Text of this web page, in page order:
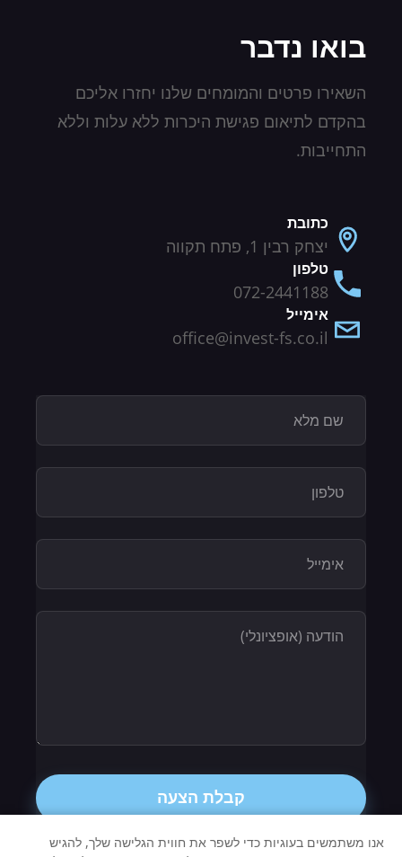
בואו נדבר
השאירו פרטים והמומחים שלנו יחזרו אליכם
בהקדם לתיאום פגישת היכרות ללא עלות וללא
התחייבות.
כתובת
יצחק רבין 1, פתח תקווה
טלפון
072-2441188
אימייל
office@invest-fs.co.il
קבלת הצעה
אנו משתמשים בעוגיות כדי לשפר את חווית הגלישה שלך, להגיש